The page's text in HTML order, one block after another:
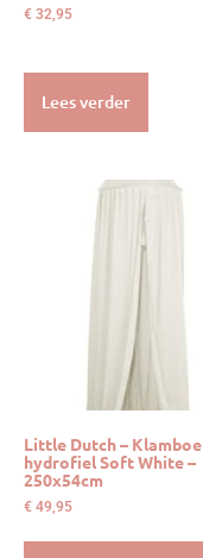
€ 32,95
Lees verder
Little Dutch – Klamboe
hydrofiel Soft White –
250x54cm
€ 49,95